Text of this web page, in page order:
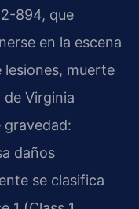
894, que
en la escena
lesiones, muerte
de Virginia
gravedad:
daños
se clasifica